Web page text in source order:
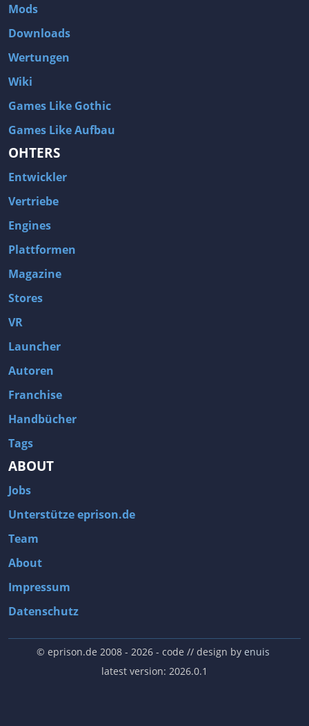
Mods
Downloads
Wertungen
Wiki
Games Like Gothic
Games Like Aufbau
OHTERS
Entwickler
Vertriebe
Engines
Plattformen
Magazine
Stores
VR
Launcher
Autoren
Franchise
Handbücher
Tags
ABOUT
Jobs
Unterstütze eprison.de
Team
About
Impressum
Datenschutz
© eprison.de 2008 - 2026- code // design by enuis
latest version: 2026.0.1